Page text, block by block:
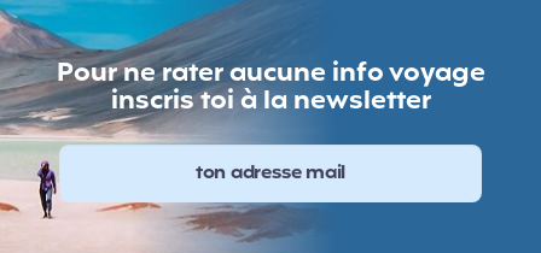
Pour ne rater aucune info voyage
inscris toi à la newsletter